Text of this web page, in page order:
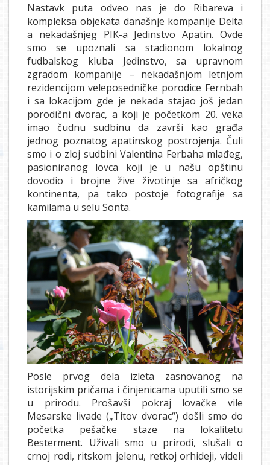
Nastavk puta odveo nas je do Ribareva i
kompleksa objekata današnje kompanije Delta
a nekadašnjeg PIK-a Jedinstvo Apatin. Ovde
smo se upoznali sa stadionom lokalnog
fudbalskog kluba Jedinstvo, sa upravnom
zgradom kompanije – nekadašnjom letnjom
rezidencijom veleposedničke porodice Fernbah
i sa lokacijom gde je nekada stajao još jedan
porodični dvorac, a koji je početkom 20. veka
imao čudnu sudbinu da završi kao građa
jednog poznatog apatinskog postrojenja. Čuli
smo i o zloj sudbini Valentina Ferbaha mlađeg,
pasioniranog lovca koji je u našu opštinu
dovodio i brojne žive životinje sa afričkog
kontinenta, pa tako postoje fotografije sa
kamilama u selu Sonta.
Posle prvog dela izleta zasnovanog na
istorijskim pričama i činjenicama uputili smo se
u prirodu. Prošavši pokraj lovačke vile
Mesarske livade („Titov dvorac“) došli smo do
početka pešačke staze na lokalitetu
Besterment. Uživali smo u prirodi, slušali o
crnoj rodi, ritskom jelenu, retkoj orhideji, videli